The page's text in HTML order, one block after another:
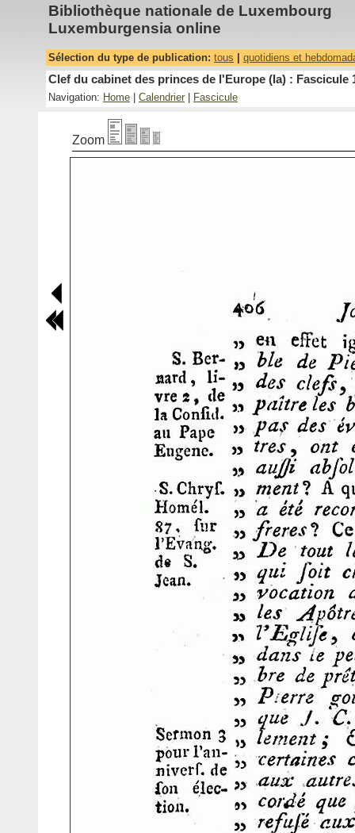
Bibliothèque nationale de Luxembourg
Luxemburgensia online
Sélection du type de publication: tous quotidiens et
Clef du cabinet des princes de l'Europe (la) : Fascicule
Navigation: Home Calendrier Fascicule
Zoom